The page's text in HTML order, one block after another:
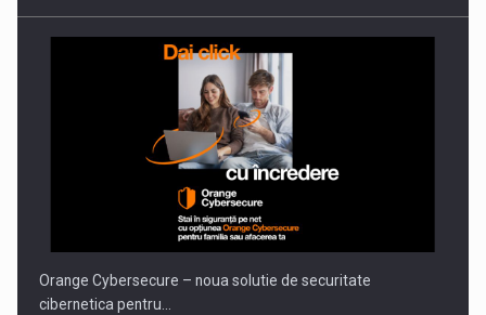
PUTTING ROMANIAN CORPORATE COMPANIES ON THE
INTERNATIONAL BUSINESS SCENE
Orange Cybersecure – noua solutie de securitate
cibernetica pentru…